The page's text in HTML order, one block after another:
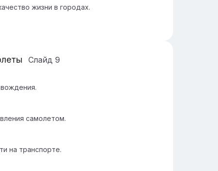
жизни в городах.
Слайд 9
самолетом.
на транспорте.